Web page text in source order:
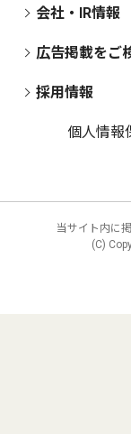
会社・IR情報
広告掲載をご
採用情報
個人情報
当サイト内に
(C)